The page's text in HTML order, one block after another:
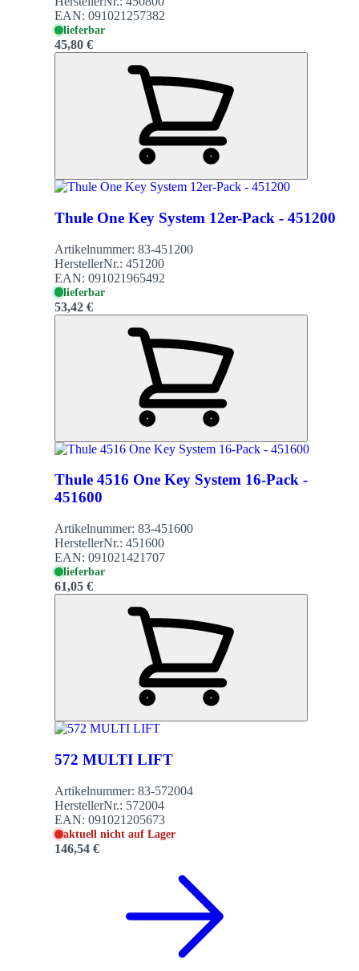
EAN: 091021257382
lieferbar
45,80 €
Thule One Key System 12er-Pack - 451200
Artikelnummer: 83-451200
HerstellerNr.: 451200
EAN: 091021965492
lieferbar
53,42 €
Thule 4516 One Key System 16-Pack -
451600
Artikelnummer: 83-451600
HerstellerNr.: 451600
EAN: 091021421707
lieferbar
61,05 €
572 MULTI LIFT
Artikelnummer: 83-572004
HerstellerNr.: 572004
EAN: 091021205673
aktuell nicht auf Lager
146,54 €